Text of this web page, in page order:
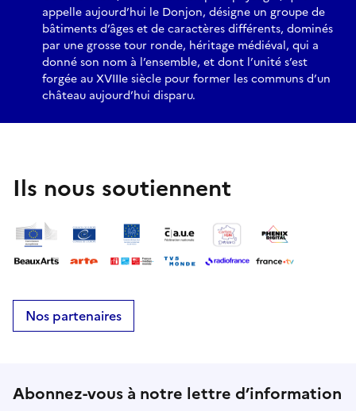
appelle aujourd’hui le Donjon, désigne un groupe de
bâtiments d’âges et de caractères différents, dominés
par une grosse tour ronde, héritage médiéval, qui a
donné son nom à l’ensemble, et dont l’unité s’est
forgée au XVIIIe siècle pour former les communs d’un
château aujourd’hui disparu.
Ils nous soutiennent
Nos partenaires
Abonnez-vous à notre lettre d’information